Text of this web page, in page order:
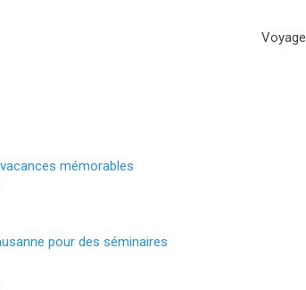
Voyage
mémorables
pour des séminaires